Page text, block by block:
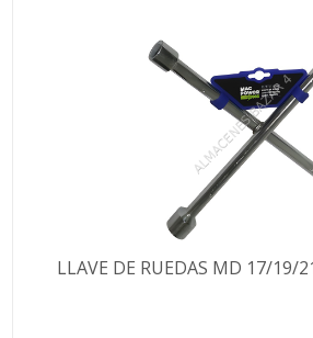
LLAVE DE RUEDAS MD 17/19/